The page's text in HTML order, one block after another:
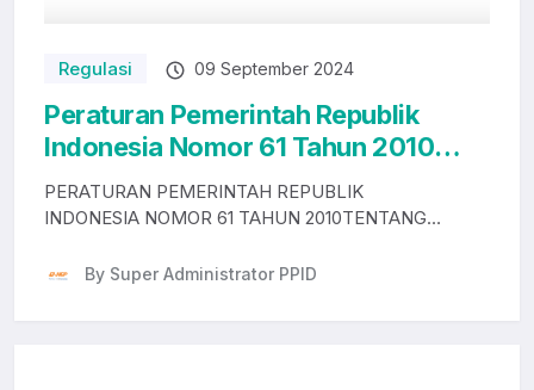
Regulasi 09 September 2024
Peraturan Pemerintah Republik
Indonesia Nomor 61 Tahun 2010
tentang Pelaksanaan Undang-
Undang Nomor 14 Tahun 2008
Publik
PERATURAN PEMERINTAH REPUBLIK
INDONESIA NOMOR 61 TAHUN 2010TENTANG
By Super Administrator PPID